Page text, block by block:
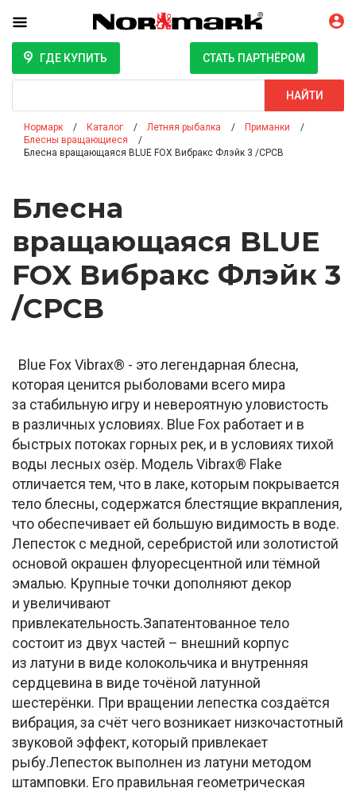
ГДЕ КУПИТЬ СТАТЬ ПАРТНЁРОМ
НАЙТИ
Нормарк Каталог Летняя рыбалка
Приманки
Блесны вращающиеся
Блесна вращающаяся BLUE FOX Вибракс Флэйк 3 /CPCB
Блесна
вращающаяся BLUE
FOX Вибракс Флэйк 3
/CPCB
Blue Fox Vibrax® - это легендарная блесна,
которая ценится рыболовами всего мира
за стабильную игру и невероятную уловистость
в различных условиях. Blue Fox работает и в
быстрых потоках горных рек, и в условиях тихой
воды лесных озёр. Модель Vibrax® Flake
отличается тем, что в лаке, которым покрывается
тело блесны, содержатся блестящие вкрапления,
что обеспечивает ей большую видимость в воде.
Лепесток с медной, серебристой или золотистой
основой окрашен флуоресцентной или тёмной
эмалью. Крупные точки дополняют декор
и увеличивают
привлекательность.Запатентованное тело
состоит из двух частей – внешний корпус
из латуни в виде колокольчика и внутренняя
сердцевина в виде точёной латунной
шестерёнки. При вращении лепестка создаётся
вибрация, за счёт чего возникает низкочастотный
звуковой эффект, который привлекает
рыбу.Лепесток выполнен из латуни методом
штамповки. Его правильная геометрическая